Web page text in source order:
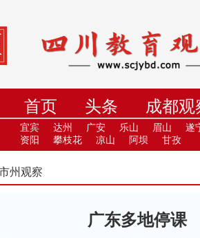
首页 头条 成都观
小学
中学 职教
宜宾 达州 广安 乐山 眉山 遂
资阳
攀枝花 凉山 阿坝 甘孜
州观察
广东多地停课